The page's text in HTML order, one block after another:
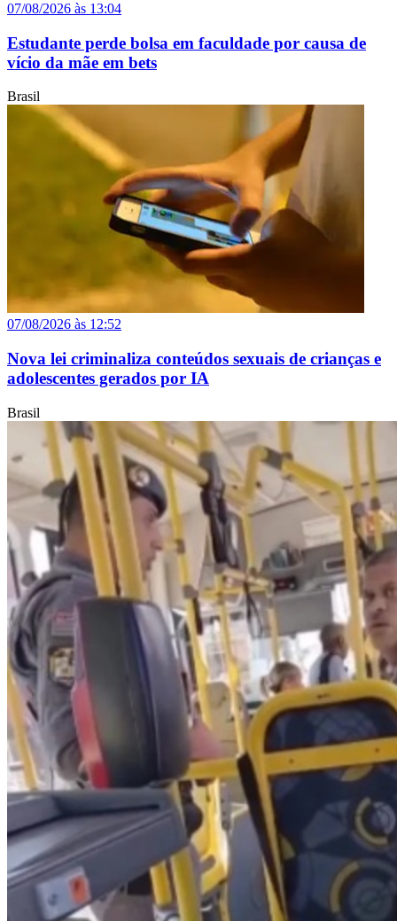
07/08/2026 às 13:04
Estudante perde bolsa em faculdade por causa de
vício da mãe em bets
Brasil
07/08/2026 às 12:52
Nova lei criminaliza conteúdos sexuais de crianças e
adolescentes gerados por IA
Brasil